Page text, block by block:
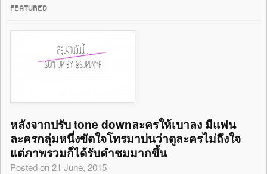
FEATURED
หลังจากปรับ tone downละครให้เบาลง มีแฟน
ละครกลุ่มหนึ่งขัดใจโทรมาบ่นว่าดูละครไม่ถึงใจ
แต่ภาพรวมก็ได้รับคำชมมากขึ้น
Posted on 21 June, 2015